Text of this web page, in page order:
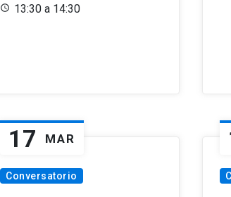
13:30 a 14:30
17 MAR
Conversatorio